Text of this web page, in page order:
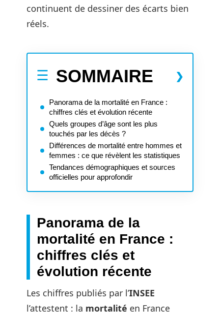
continuent de dessiner des écarts bien
réels.
SOMMAIRE
Panorama de la mortalité en France :
chiffres clés et évolution récente
Quels groupes d’âge sont les plus
touchés par les décès ?
Différences de mortalité entre hommes et
femmes : ce que révèlent les statistiques
Tendances démographiques et sources
officielles pour approfondir
Panorama de la
mortalité en France :
chiffres clés et
évolution récente
Les chiffres publiés par l’INSEE
l’attestent : la mortalité en France